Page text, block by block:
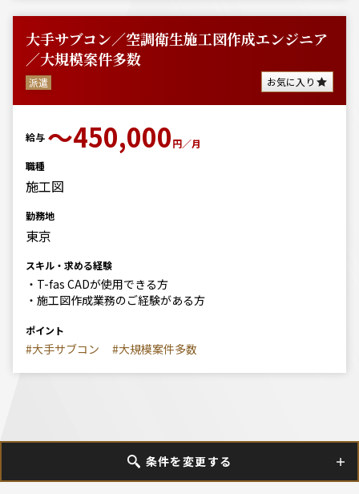
大手サブコン／空調衛生施工図作成エンジニア
／大規模案件多数
派遣 お気に入り
給与 〜450,000円／月
職種
施工図
勤務地
東京
スキル・求める経験
・T-fas CADが使用できる方
・施工図作成業務のご経験がある方
ポイント
#大手サブコン #大規模案件多数
条件を変更する